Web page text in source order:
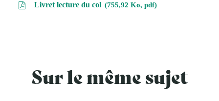
Livret lecture du col 755,92 Ko, pdf
Sur le même sujet